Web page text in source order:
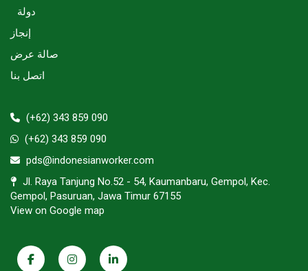
دولة
إنجاز
صالة عرض
اتصل بنا
(+62) 343 859 090
(+62) 343 859 090
pds@indonesianworker.com
Jl. Raya Tanjung No.52 - 54, Kaumanbaru, Gempol, Kec.
Gempol, Pasuruan, Jawa Timur 67155
View on Google map